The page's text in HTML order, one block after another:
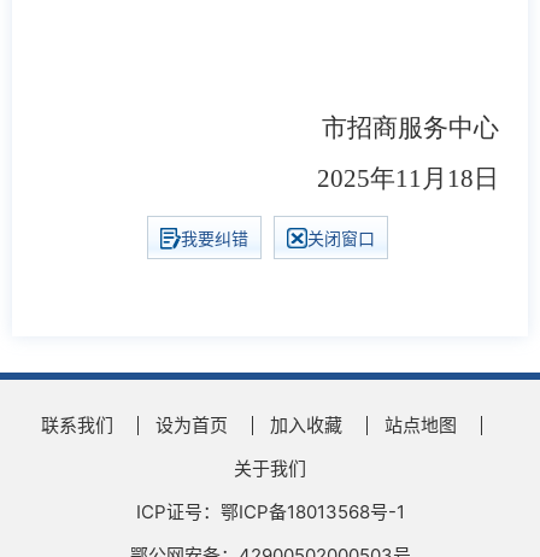
市招商服务中心
2025年11月18日
我要纠错 关闭窗口
联系我们 设为首页 加入收藏
站点地图
关于我们
ICP证号：鄂ICP备18013568号-1